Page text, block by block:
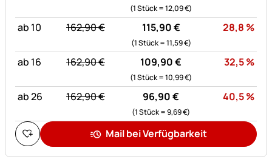
(1 Stück =12,09€)
ab 10 statt:
162,90€ 115,90€
(1 Stück =11,59€)
28,8 %
ab 16 statt:
162,90€ 109,90€
(1 Stück =10,99€)
32,5%
ab 26 statt:
162,90€ 96,90€
(1 Stück =9,69€)
40,5%
Mail bei Verfügbarkeit